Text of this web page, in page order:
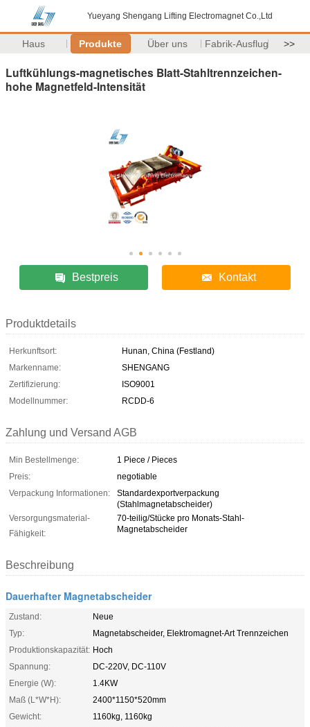
Yueyang Shengang Lifting Electromagnet Co.,Ltd
Haus Produkte Über uns Fabrik-Ausflug >>
Luftkühlungs-magnetisches Blatt-Stahltrennzeichen-
hohe Magnetfeld-Intensität
Bestpreis Kontakt
Produktdetails
Herkunftsort:
Hunan, China (Festland)
Markenname:
SHENGANG
Zertifizierung:
ISO9001
Modellnummer:
RCDD-6
Zahlung und Versand AGB
Min Bestellmenge:
1 Piece / Pieces
Preis:
negotiable
Verpackung Informationen:
Standardexportverpackung
(Stahlmagnetabscheider)
Versorgungsmaterial-
Fähigkeit:
70-teilig/Stücke pro Monats-Stahl-
Magnetabscheider
Beschreibung
Dauerhafter Magnetabscheider
Zustand:
Neue
Typ:
Magnetabscheider, Elektromagnet-Art Trennzeichen
Produktionskapazität: Hoch
Spannung:
DC-220V, DC-110V
Energie (W):
1.4KW
Maß (L*W*H):
2400*1150*520mm
Gewicht:
1160kg, 1160kg